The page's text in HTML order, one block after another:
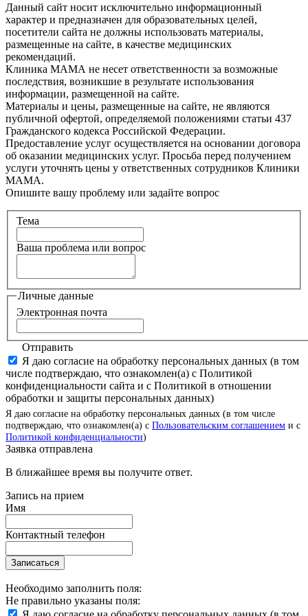
Данный сайт носит исключительно информационный
характер и предназначен для образовательных целей,
посетители сайта не должны использовать материалы,
размещенные на сайте, в качестве медицинских
рекомендаций.
Клиника МАМА не несет ответственности за возможные
последствия, возникшие в результате использования
информации, размещенной на сайте.
Материалы и цены, размещенные на сайте, не являются
публичной офертой, определяемой положениями статьи 437
Гражданского кодекса Российской Федерации.
Предоставление услуг осуществляется на основании договора
об оказании медицинских услуг. Просьба перед получением
услуги уточнять цены у ответственных сотрудников Клиники
МАМА.
Опишите вашу проблему или задайте вопрос
Тема
Ваша проблема или вопрос
Личные данные
Электронная почта
Отправить
Я даю согласие на обработку персональных данных (в том
числе подтверждаю, что ознакомлен(а) с Политикой
конфиденциальности сайта и с Политикой в отношении
обработки и защиты персональных данных)
Я даю согласие на обработку персональных данных (в том числе
подтверждаю, что ознакомлен(а) с Пользовательским соглашением и с
Политикой конфиденциальности)
Заявка отправлена
В ближайшее время вы получите ответ.
Запись на прием
Имя
Контактный телефон
Записаться
Необходимо заполнить поля:
Не правильно указаны поля: